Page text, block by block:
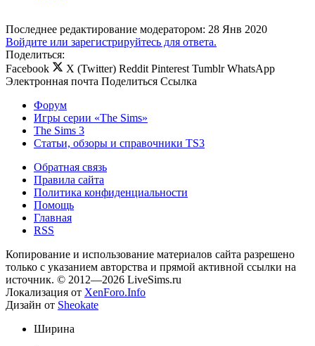
Последнее редактирование модератором: 28 Янв 2020
Войдите или зарегистрируйтесь для ответа.
Поделиться:
Facebook
X (Twitter) Reddit Pinterest Tumblr WhatsApp
Электронная почта Поделиться Ссылка
Форум
Игры серии «The Sims»
The Sims 3
Статьи, обзоры и справочники TS3
Обратная связь
Правила сайта
Политика конфиденциальности
Помощь
Главная
RSS
Копирование и использование материалов сайта разрешено
только с указанием авторства и прямой активной ссылки на
источник. © 2012—2026 LiveSims.ru
Локализация от XenForo.Info
Дизайн от Sheokate
Ширина